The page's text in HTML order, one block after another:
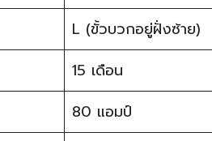
L (ขั้วบวกอยู่ฝั่งซ้าย)
15 เดือน
80 แอมป์